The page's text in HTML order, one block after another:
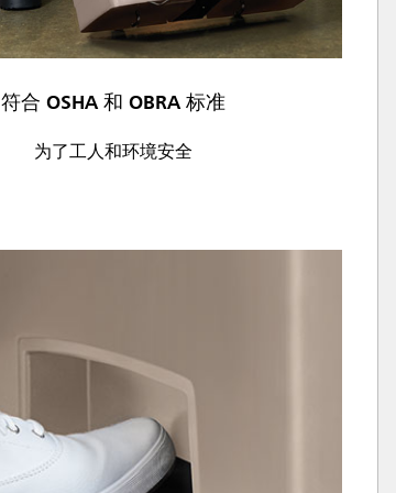
符合 OSHA 和 OBRA 标准
为了工人和环境安全